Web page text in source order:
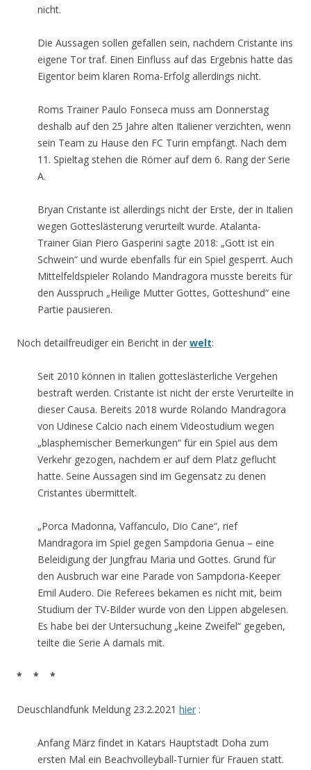
nicht.
Die Aussagen sollen gefallen sein, nachdem Cristante ins
eigene Tor traf. Einen Einfluss auf das Ergebnis hatte das
Eigentor beim klaren Roma-Erfolg allerdings nicht.
Roms Trainer Paulo Fonseca muss am Donnerstag
deshalb auf den 25 Jahre alten Italiener verzichten, wenn
sein Team zu Hause den FC Turin empfängt. Nach dem
11. Spieltag stehen die Römer auf dem 6. Rang der Serie
A.
Bryan Cristante ist allerdings nicht der Erste, der in Italien
wegen Gotteslästerung verurteilt wurde. Atalanta-
Trainer Gian Piero Gasperini sagte 2018: „Gott ist ein
Schwein“ und wurde ebenfalls für ein Spiel gesperrt. Auch
Mittelfeldspieler Rolando Mandragora musste bereits für
den Ausspruch „Heilige Mutter Gottes, Gotteshund“ eine
Partie pausieren.
Noch detailfreudiger ein Bericht in der welt:
Seit 2010 können in Italien gotteslästerliche Vergehen
bestraft werden. Cristante ist nicht der erste Verurteilte in
dieser Causa. Bereits 2018 wurde Rolando Mandragora
von Udinese Calcio nach einem Videostudium wegen
„blasphemischer Bemerkungen“ für ein Spiel aus dem
Verkehr gezogen, nachdem er auf dem Platz geflucht
hatte. Seine Aussagen sind im Gegensatz zu denen
Cristantes übermittelt.
„Porca Madonna, Vaffanculo, Dio Cane“, rief
Mandragora im Spiel gegen Sampdoria Genua – eine
Beleidigung der Jungfrau Maria und Gottes. Grund für
den Ausbruch war eine Parade von Sampdoria-Keeper
Emil Audero. Die Referees bekamen es nicht mit, beim
Studium der TV-Bilder wurde von den Lippen abgelesen.
Es habe bei der Untersuchung „keine Zweifel“ gegeben,
teilte die Serie A damals mit.
* * *
Deuschlandfunk Meldung 23.2.2021 hier :
Anfang März findet in Katars Hauptstadt Doha zum
ersten Mal ein Beachvolleyball-Turnier für Frauen statt.